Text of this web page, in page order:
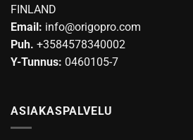
FINLAND
Email: info@origopro.com
Puh. +3584578340002
Y-Tunnus: 0460105-7
ASIAKASPALVELU